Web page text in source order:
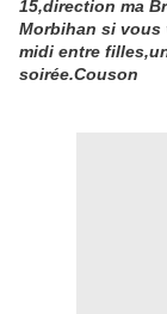
15,direction ma
Morbihan si vous
midi entre
soirée.Couson